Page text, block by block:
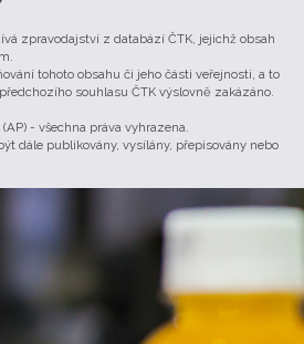
zpravodajství z databází ČTK, jejichž obsah
tohoto obsahu či jeho části veřejnosti, a to
souhlasu ČTK výslovně zakázáno.
- všechna práva vyhrazena.
dále publikovány, vysílány, přepisovány nebo